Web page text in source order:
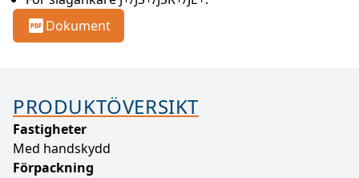
Dokument
PRODUKTÖVERSIKT
Fastigheter
Med handskydd
Förpackning